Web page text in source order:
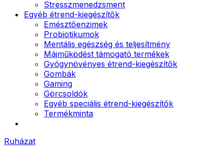
Stresszmenedzsment
Egyéb étrend-kiegészítők
Emésztőenzimek
Probiotikumok
Mentális egészség és teljesítmény
Májműködést támogató termékek
Gyógynövényes étrend-kiegészítők
Gombák
Gaming
Görcsoldók
Egyéb speciális étrend-kiegészítők
Termékminta
Ruházat